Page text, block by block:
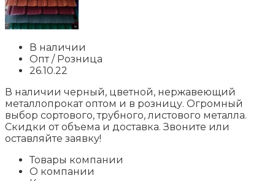
В наличии
Опт / Розница
26.10.22
В наличии черный, цветной, нержавеющий
металлопрокат оптом и в розницу. Огромный
выбор сортового, трубного, листового металла.
Скидки от объема и доставка. Звоните или
оставляйте заявку!
Товары компании
О компании